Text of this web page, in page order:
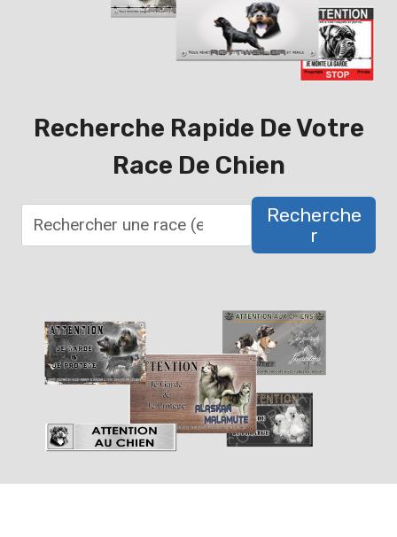
Recherche Rapide De Votre
Race De Chien
Recherche
R